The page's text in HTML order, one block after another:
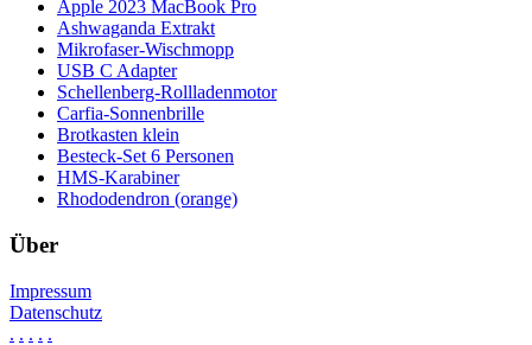
Apple 2023 MacBook Pro
Ashwaganda Extrakt
Mikrofaser-Wischmopp
USB C Adapter
Schellenberg-Rollladenmotor
Carfia-Sonnenbrille
Brotkasten klein
Besteck-Set 6 Personen
HMS-Karabiner
Rhododendron (orange)
Über
Impressum
Datenschutz
. . . . .